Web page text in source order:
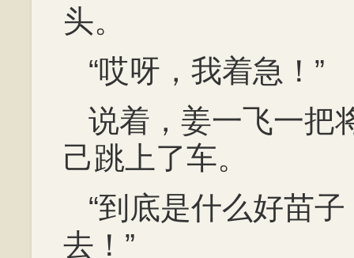
头。
“哎呀，我着急！”
说着，姜一飞一把
己跳上了车。
“到底是什么好苗
去！”